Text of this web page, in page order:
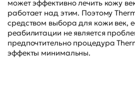
может эффективно лечить кожу
работает над этим. Поэтому
средством выбора для кожи век,
реабилитации не является
предпочтительно процедура
эффекты минимальны.